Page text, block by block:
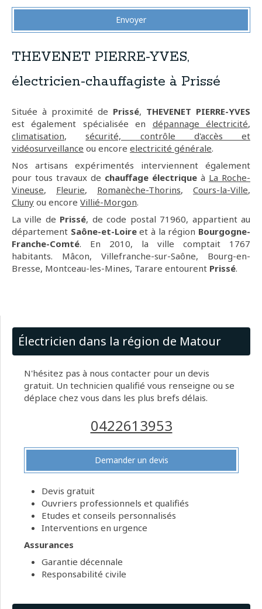
Envoyer
THEVENET PIERRE-YVES,
électricien-chauffagiste à Prissé
Située à proximité de Prissé, THEVENET PIERRE-YVES
est également spécialisée en dépannage électricité,
climatisation,sécurité, contrôle d'accès et
vidéosurveillance ou encore electricité générale.
Nos artisans expérimentés interviennent également
pour tous travaux de chauffage électrique à La Roche-
Vineuse, Fleurie, Romanèche-Thorins, Cours-la-Ville,
Cluny ou encore Villié-Morgon.
La ville de Prissé, de code postal 71960, appartient au
département Saône-et-Loireet à la région Bourgogne-
Franche-Comté. En 2010, la ville comptait 1767
habitants. Mâcon, Villefranche-sur-Saône, Bourg-en-
Bresse, Montceau-les-Mines, Tarare entourent Prissé.
Électricien dans la région de Matour
N'hésitez pas à nous contacter pour un devis
gratuit. Un technicien qualifié vous renseigne ou se
déplace chez vous dans les plus brefs délais.
0422613953
Demander un devis
Devis gratuit
Ouvriers professionnels et qualifiés
Etudes et conseils personnalisés
Interventions en urgence
Assurances
Garantie décennale
Responsabilité civile